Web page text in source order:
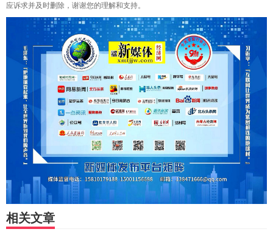
应诉求并及时删除，谢谢您的理解和支持。
相关文章